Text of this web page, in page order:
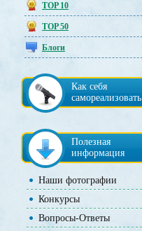
TOP 10
TOP 50
Блоги
Как себя
самореализовать
Полезная
информация
Наши фотографии
Конкурсы
Вопросы-Ответы